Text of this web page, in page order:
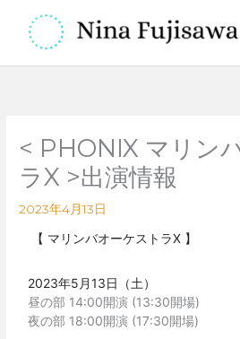
< PHONIX マリン
ラX >出演情報
2023年4月13日
【 マリンバオーケストラX 】
2023年5月13日（土）
昼の部 14:00開演 (13:30開場)
夜の部 18:00開演 (17:30開場)